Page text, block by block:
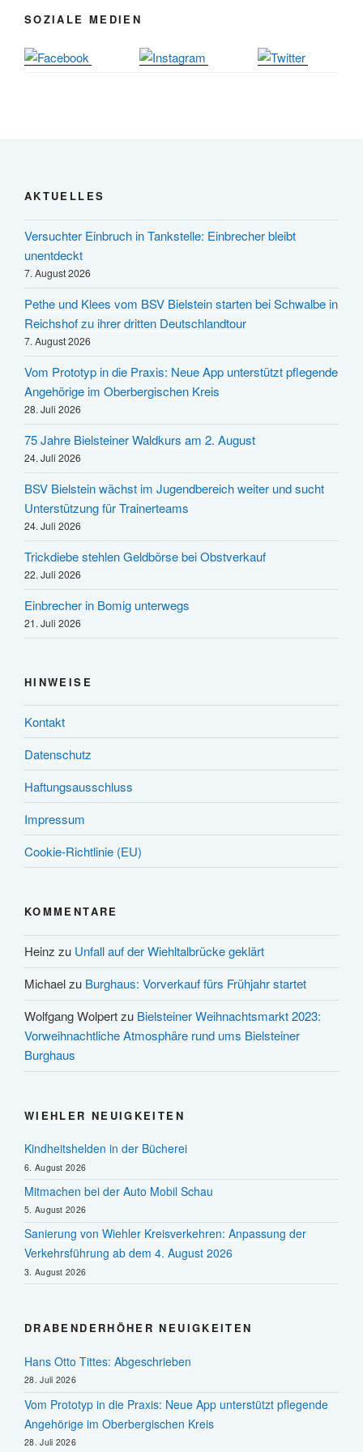
SOZIALE MEDIEN
AKTUELLES
Versuchter Einbruch in Tankstelle: Einbrecher bleibt
unentdeckt
7. August 2026
Pethe und Klees vom BSV Bielstein starten bei Schwalbe in
Reichshof zu ihrer dritten Deutschlandtour
7. August 2026
Vom Prototyp in die Praxis: Neue App unterstützt pflegende
Angehörige im Oberbergischen Kreis
28. Juli 2026
75 Jahre Bielsteiner Waldkurs am 2. August
24. Juli 2026
BSV Bielstein wächst im Jugendbereich weiter und sucht
Unterstützung für Trainerteams
24. Juli 2026
Trickdiebe stehlen Geldbörse bei Obstverkauf
22. Juli 2026
Einbrecher in Bomig unterwegs
21. Juli 2026
HINWEISE
Kontakt
Datenschutz
Haftungsausschluss
Impressum
Cookie-Richtlinie (EU)
KOMMENTARE
Heinz zu Unfall auf der Wiehltalbrücke geklärt
Michaelzu Burghaus: Vorverkauf fürs Frühjahr startet
Wolfgang Wolpertzu Bielsteiner Weihnachtsmarkt 2023:
Vorweihnachtliche Atmosphäre rund ums Bielsteiner
Burghaus
WIEHLER NEUIGKEITEN
Kindheitshelden in der Bücherei
6. August 2026
Mitmachen bei der Auto Mobil Schau
5. August 2026
Sanierung von Wiehler Kreisverkehren: Anpassung der
Verkehrsführung ab dem 4. August 2026
3. August 2026
DRABENDERHÖHER NEUIGKEITEN
Hans Otto Tittes: Abgeschrieben
28. Juli 2026
Vom Prototyp in die Praxis: Neue App unterstützt pflegende
Angehörige im Oberbergischen Kreis
28. Juli 2026